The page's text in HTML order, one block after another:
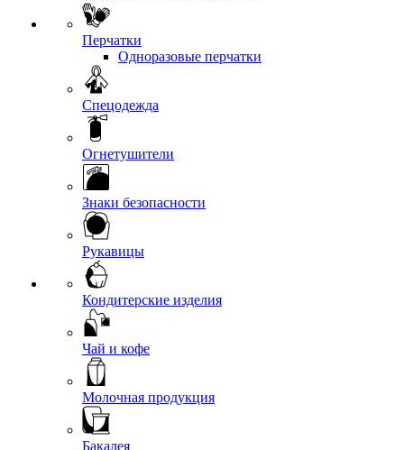
Перчатки
Одноразовые перчатки
Спецодежда
Огнетушители
Знаки безопасности
Рукавицы
Кондитерские изделия
Чай и кофе
Молочная продукция
Бакалея